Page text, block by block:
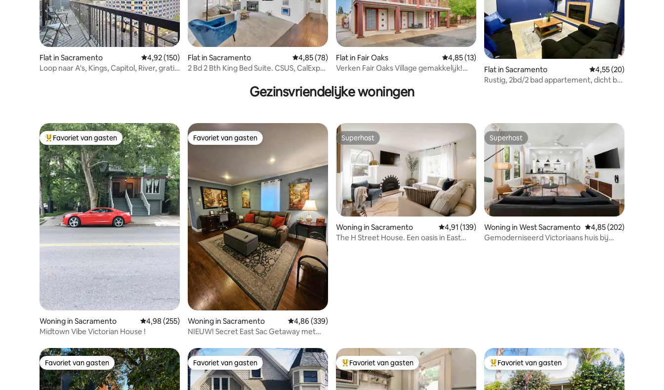
Flat in Sacramento Gemiddelde beoordeling van 4,92 op 5, 150 recensies
4,92 (150)
Loop naar A's, Kings, Capitol, River, gratis
Flat in Sacramento Gemiddelde beoordeling van 4,85 op 5, 78 recensies
4,85 (78)
2 Bd 2 Bth King Bed Suite. CSUS, CalExpo,
Flat in Fair Oaks Gemiddelde beoordeling van 4,85 op 5, 13 recensies
4,85 (13)
Verken Fair Oaks Village gemakkelijk!
Flat in Sacramento Gemiddelde
4,55 (20)
Rustig, 2bd/2 bad appartement, dicht bij
Gezinsvriendelijke woningen
Topfavoriet van gasten
Favoriet van gasten
Woning in Sacramento Gemiddelde beoordeling van 4,98 op 5, 255 recensies
4,98 (255)
Midtown Vibe Victorian House !
Favoriet van gasten
Favoriet van gasten
Woning in Sacramento Gemiddelde beoordeling van 4,86 op 5, 339 recensies
4,86 (339)
NIEUW! Secret East Sac Getaway met
Superhost
Superhost
Woning in Sacramento Gemiddelde beoordeling van 4,91 op 5, 139 recensies
4,91 (139)
The H Street House. Een oasis in East
Superhost
Superhost
Woning in West Sacramento Gemiddelde
4,85 (202)
Gemoderniseerd Victoriaans huis bij
Favoriet van gasten
Favoriet van gasten Favoriet van gasten
Favoriet van gasten Topfavoriet van gasten
Favoriet van gasten Topfavoriet van gasten
Favoriet van gasten